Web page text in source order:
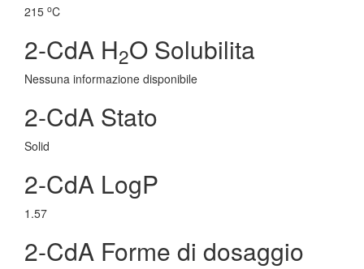
215 oC
2-CdA H2O Solubilita
Nessuna informazione disponibile
2-CdA Stato
Solid
2-CdA LogP
1.57
2-CdA Forme di dosaggio